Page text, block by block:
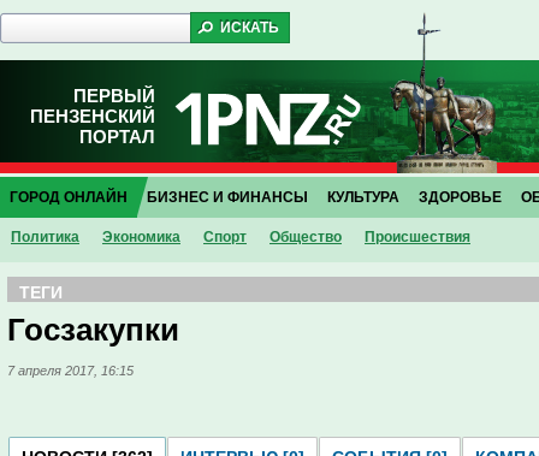
ПЕРВЫЙ
ПЕНЗЕНСКИЙ
ПОРТАЛ
ГОРОД ОНЛАЙН
Политика Экономика Спорт Общество Проиcшествия
БИЗНЕС И ФИНАНСЫ КУЛЬТУРА ЗДОРОВЬЕ
ТЕГИ
Госзакупки
7 апреля 2017, 16:15